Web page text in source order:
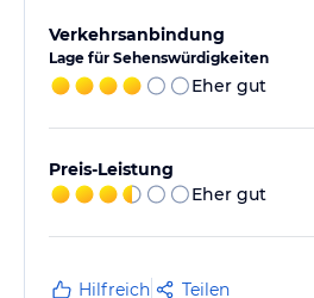
Verkehrsanbindung
Lage für Sehenswürdigkeiten
Eher gut
Preis-Leistung
Eher gut
Hilfreich Teilen